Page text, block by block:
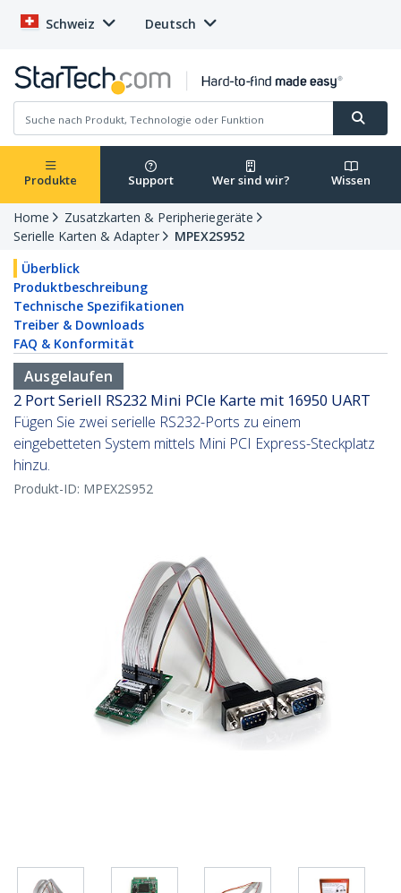
Schweiz Deutsch
Produkte Support Wer sind wir? Wissen
Home
Zusatzkarten & Peripheriegeräte
Serielle Karten & Adapter
MPEX2S952
Überblick
Produktbeschreibung
Technische Spezifikationen
Treiber & Downloads
FAQ & Konformität
Ausgelaufen
2 Port Seriell RS232 Mini PCIe Karte mit 16950 UART
Fügen Sie zwei serielle RS232-Ports zu einem
eingebetteten System mittels Mini PCI Express-Steckplatz
hinzu.
Produkt-ID: MPEX2S952